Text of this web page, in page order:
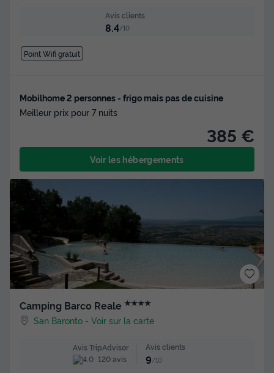
Avis clients
8.4/10
Point Wifi gratuit
Mobilhome 2 personnes - frigo mais pas de cuisine
Meilleur prix pour 7 nuits
385 €
Voir les hébergements
Camping Barco Reale ★★★★
San Baronto -Voir sur la carte
Avis TripAdvisor
120 avis
Avis clients
9/10